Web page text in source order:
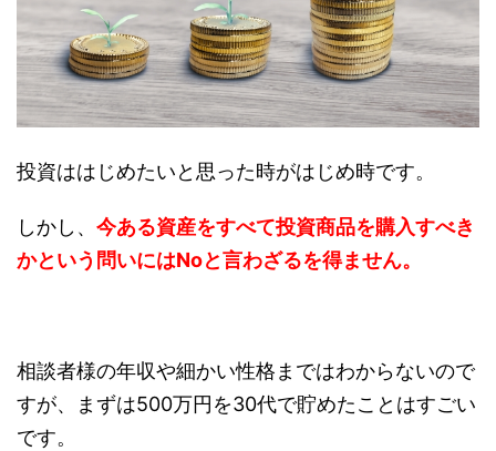
投資ははじめたいと思った時がはじめ時です。
しかし、 今ある資産をすべて投資商品を購入すべき
かという問いにはNoと言わざるを得ません。
相談者様の年収や細かい性格まではわからないので
すが、まずは500万円を30代で貯めたことはすごい
です。